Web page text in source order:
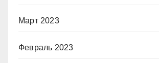
Март 2023
Февраль 2023